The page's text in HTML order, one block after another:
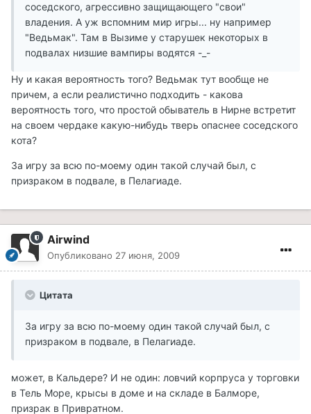
соседского, агрессивно защищающего "свои"
владения. А уж вспомним мир игры... ну например
"Ведьмак". Там в Вызиме у старушек некоторых в
подвалах низшие вампиры водятся -_-
Ну и какая вероятность того? Ведьмак тут вообще не
причем, а если реалистично подходить - какова
вероятность того, что простой обыватель в Нирне встретит
на своем чердаке какую-нибудь тверь опаснее соседского
кота?
За игру за всю по-моему один такой случай был, с
призраком в подвале, в Пелагиаде.
Airwind
Опубликовано 27 июня, 2009
Цитата
За игру за всю по-моему один такой случай был, с
призраком в подвале, в Пелагиаде.
может, в Кальдере? И не один: ловчий корпруса у торговки
в Тель Море, крысы в доме и на складе в Балморе,
призрак в Привратном.